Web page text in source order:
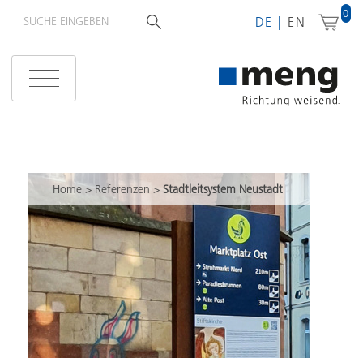
DE EN
0
Home> Referenzen > Stadtleitsystem Neustadt